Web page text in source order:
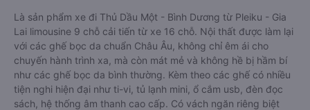
Là sản phẩm xe đi Thủ Dầu Một - Bình Dương từ Pleiku - Gia
Lai limousine 9 chỗ cải tiến từ xe 16 chỗ. Nội thất được làm lại
với các ghế bọc da chuẩn Châu Âu, không chỉ êm ái cho
chuyến hành trình xa, mà còn mát mẻ và không hề bị hầm bí
như các ghế bọc da bình thường. Kèm theo các ghế có nhiều
tiện nghi hiện đại như ti-vi, tủ lạnh mini, ổ cắm usb, đèn đọc
sách, hệ thống âm thanh cao cấp. Có vách ngăn riêng biệt